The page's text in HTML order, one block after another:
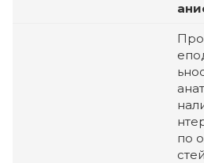
по